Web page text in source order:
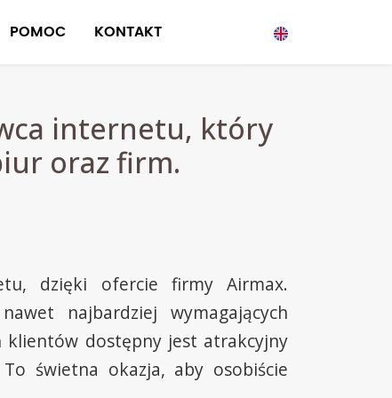
POMOC KONTAKT
internetu, który
oraz firm.
dzięki ofercie firmy Airmax.
najbardziej wymagających
klientów dostępny jest atrakcyjny
świetna okazja, aby osobiście